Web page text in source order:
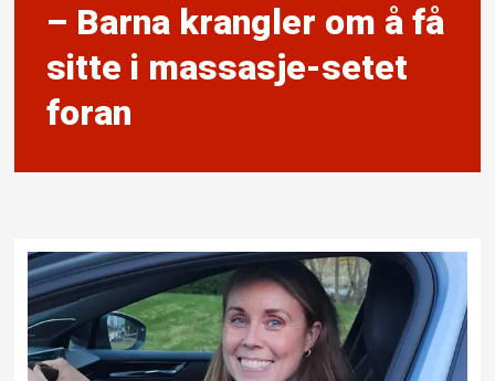
– Barna krangler om å få
sitte i massasje-setet
foran